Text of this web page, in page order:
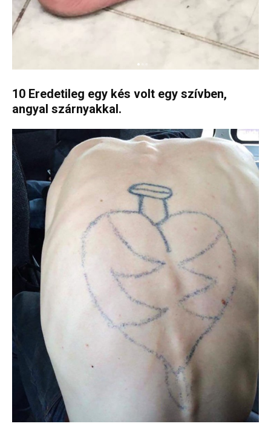
10 Eredetileg egy kés volt egy szívben,
angyal szárnyakkal.